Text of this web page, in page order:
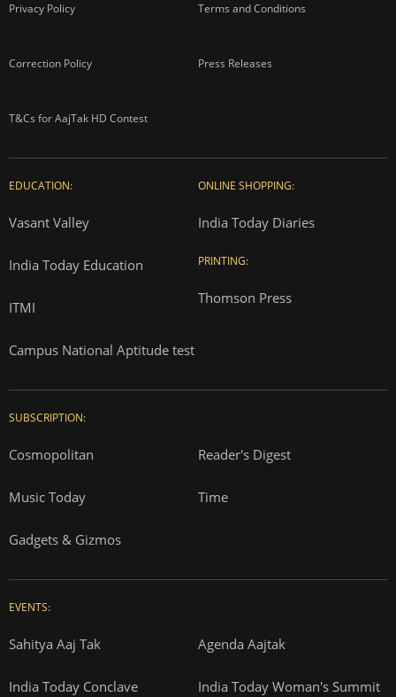
Privacy Policy Terms and Conditions
Correction Policy Press Releases
T&Cs for AajTak HD Contest
EDUCATION:
Vasant Valley
India Today Education
ITMI
Campus National Aptitude test
ONLINE SHOPPING:
India Today Diaries
PRINTING:
Thomson Press
SUBSCRIPTION:
Cosmopolitan Reader's Digest
Music Today Time
Gadgets & Gizmos
EVENTS:
Sahitya Aaj Tak Agenda Aajtak
India Today Conclave India Today Woman's Summit